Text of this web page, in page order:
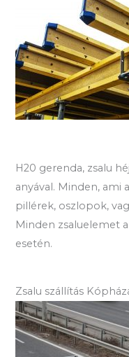
H20 gerenda, zsalu
anyával. Minden, ami
pillérek, oszlopok,
Minden zsaluelemet
esetén.
Zsalu szállítás